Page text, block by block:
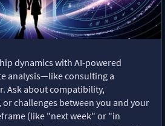
dynamics with AI-powered
analysis—like consulting a
Ask about compatibility,
challenges between you and your
(like "next week" or "in